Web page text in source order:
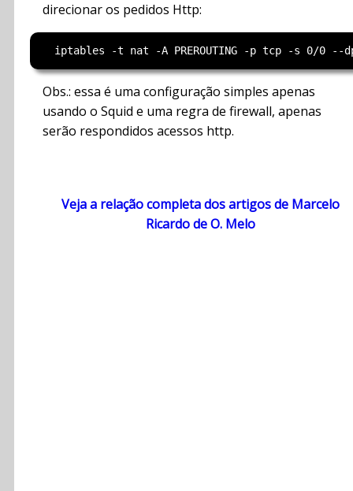
direcionar os pedidos Http:
Obs.: essa é uma configuração simples apenas
usando o Squid e uma regra de firewall, apenas
serão respondidos acessos http.
Veja a relação completa dos artigos de Marcelo
Ricardo de O. Melo